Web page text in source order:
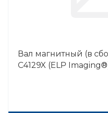
Вал магнитный (в
C4129X (ELP